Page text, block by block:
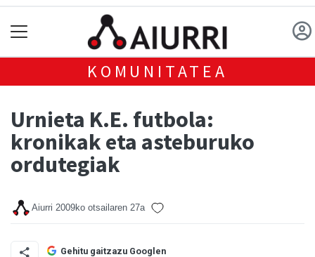
KOMUNITATEA
Urnieta K.E. futbola:
kronikak eta asteburuko
ordutegiak
Aiurri 2009ko otsailaren 27a
Gehitu gaitzazu Googlen